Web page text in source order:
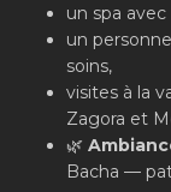
un spa
un
soins,
visites à la
Zagora et
🌿
Bacha —